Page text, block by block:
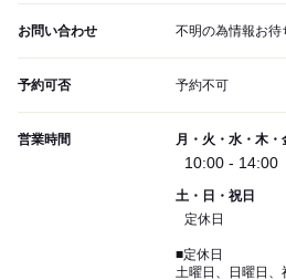
お問い合わせ 不明の為情報お待
予約可否 予約不可
営業時間 月・火・水・木・
10:00 - 14:00
土・日・祝日
定休日
■定休日
土曜日、日曜日、